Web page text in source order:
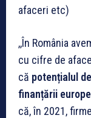
afaceri etc)
,,În România
cu cifre de
că potențialul
finanțării
că, în 2021,